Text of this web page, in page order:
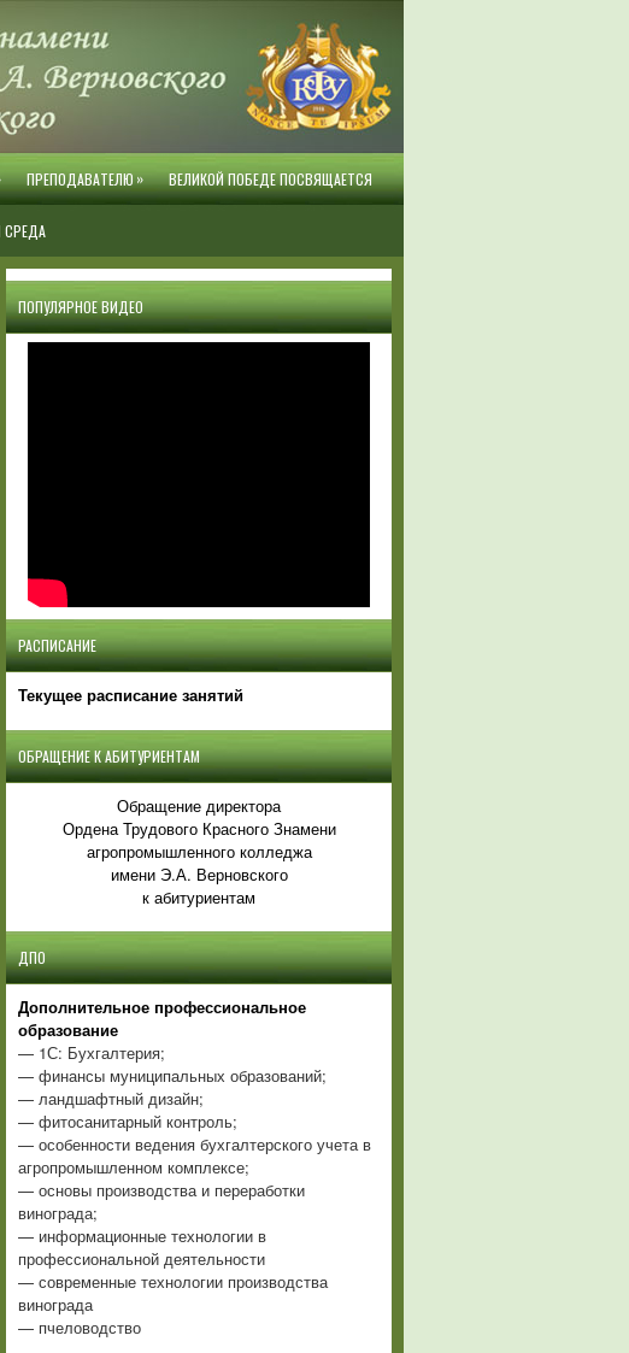
ПРЕПОДАВАТЕЛЮ» ВЕЛИКОЙ ПОБЕДЕ ПОСВЯЩАЕТСЯ
СРЕДА
ПОПУЛЯРНОЕ ВИДЕО
РАСПИСАНИЕ
Текущее расписание занятий
ОБРАЩЕНИЕ К АБИТУРИЕНТАМ
Обращение директора
Ордена Трудового Красного Знамени
агропромышленного колледжа
имени Э.А. Верновского
к абитуриентам
ДПО
Дополнительное профессиональное
образование
— 1С: Бухгалтерия;
— финансы муниципальных образований;
— ландшафтный дизайн;
— фитосанитарный контроль;
— особенности ведения бухгалтерского учета в
агропромышленном комплексе;
— основы производства и переработки
винограда;
— информационные технологии в
профессиональной деятельности
— современные технологии производства
винограда
— пчеловодство